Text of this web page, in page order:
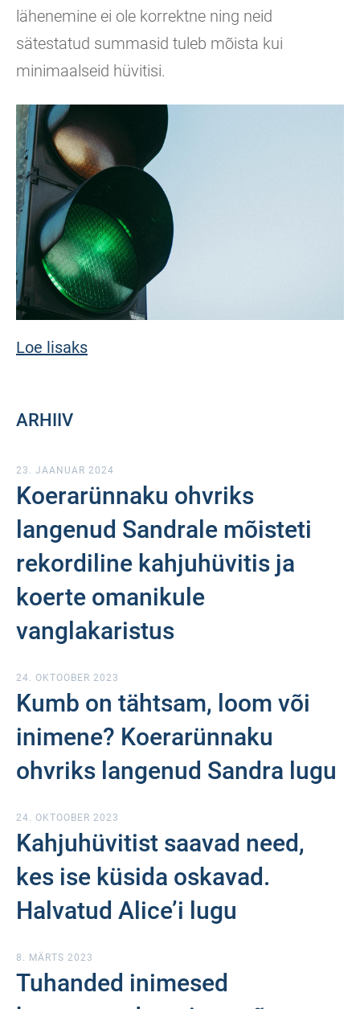
lähenemine ei ole korrektne ning neid
sätestatud summasid tuleb mõista kui
minimaalseid hüvitisi.
Loe lisaks
ARHIIV
23. JAANUAR 2024
Koerarünnaku ohvriks
langenud Sandrale mõisteti
rekordiline kahjuhüvitis ja
koerte omanikule
vanglakaristus
24. OKTOOBER 2023
Kumb on tähtsam, loom või
inimene? Koerarünnaku
ohvriks langenud Sandra lugu
24. OKTOOBER 2023
Kahjuhüvitist saavad need,
kes ise küsida oskavad.
Halvatud Alice’i lugu
8. MÄRTS 2023
Tuhanded inimesed